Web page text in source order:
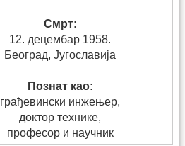
Смрт:
12. децембар 1958.
Београд, Југославија
Познат као:
грађевински инжењер,
доктор технике,
професор и научник